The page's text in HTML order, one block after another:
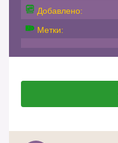
Добавлено:
Метки: